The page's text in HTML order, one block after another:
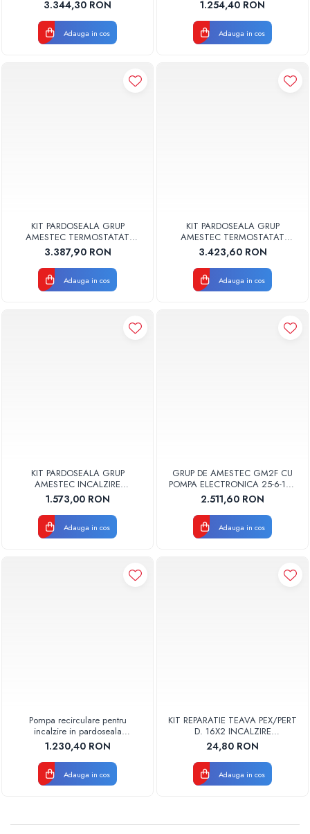
Centrale peleti lemn
3.344,30 RON
Adauga in cos
DISTANTA RACORDURI 130MM
1.254,40 RON
Adauga in cos
KIT PARDOSEALA GRUP
AMESTEC TERMOSTATAT
POMPA ELECTRONICA DREAPTA
LATERAL 250KDV-Y066-60 TESA
3.387,90 RON
Adauga in cos
KIT PARDOSEALA GRUP
AMESTEC TERMOSTATAT
POMPA ELECTRONICA 249KDV-
Y066-60 TESA
3.423,60 RON
Adauga in cos
KIT PARDOSEALA GRUP
AMESTEC INCALZIRE
PARDOSEALA CU POMPA DAB
3890050 TIEMME
1.573,00 RON
Adauga in cos
GRUP DE AMESTEC GM2F CU
POMPA ELECTRONICA 25-6-130
GPAII FERRO
2.511,60 RON
Adauga in cos
Pompa recirculare pentru
incalzire in pardoseala
GRUNDFOS ALPHA1 25-60-130
1.230,40 RON
Adauga in cos
KIT REPARATIE TEAVA PEX/PERT
D. 16X2 INCALZIRE
PARDOSEALA VA
24,80 RON
Adauga in cos